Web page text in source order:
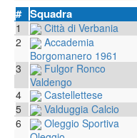
# Squadra
1 Città di Verbania
2
Accademia
Borgomanero 1961
3
Fulgor Ronco
Valdengo
4
Castellettese
5
Valduggia Calcio
6
Oleggio Sportiva